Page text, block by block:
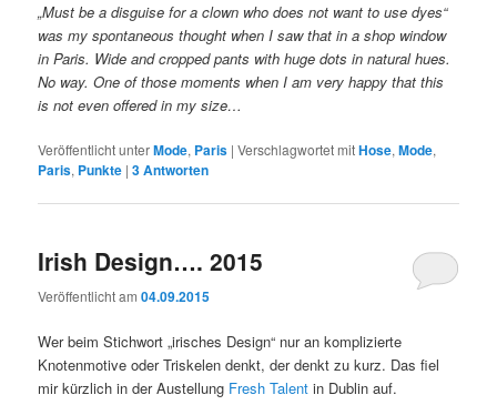
„Must be a disguise for a clown who does not want to use dyes“
was my spontaneous thought when I saw that in a shop window
in Paris. Wide and cropped pants with huge dots in natural hues.
No way. One of those moments when I am very happy that this
is not even offered in my size…
Veröffentlicht unterMode, Paris |Verschlagwortet mitHose,Mode,
Paris, Punkte |3Antworten
Irish Design…. 2015
Veröffentlicht am04.09.2015
Wer beim Stichwort „irisches Design“ nur an komplizierte
Knotenmotive oder Triskelen denkt, der denkt zu kurz. Das fiel
mir kürzlich in der Austellung Fresh Talent in Dublin auf.